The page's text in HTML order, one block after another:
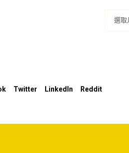
降
Twitter LinkedIn Reddit